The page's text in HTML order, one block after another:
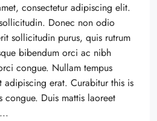
consectetur adipiscing elit.
Donec non odio
sollicitudin purus, quis rutrum
bibendum orci ac nibh
congue. Nullam tempus
adipiscing erat. Curabitur this is
Duis mattis laoreet